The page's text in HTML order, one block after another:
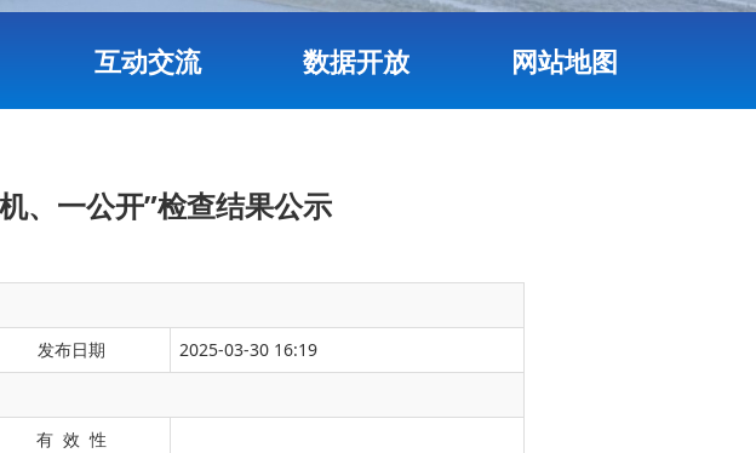
互动交流 数据开放 网站地图
、一公开”检查结果公示
发布日期
2025-03-30 16:19
有 效 性